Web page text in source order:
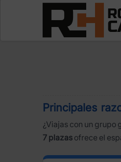
Principales
¿Viajas con un grupo
7 plazas ofrece el